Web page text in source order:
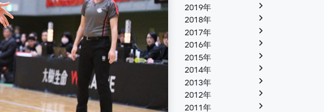
2019年
2018年
2017年
2016年
2015年
2014年
2013年
2012年
2011年